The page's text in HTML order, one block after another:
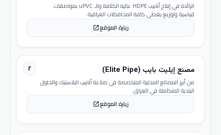
الرائدة في إنتاج أنابيب HDPE عالية الكثافة والـ uPVC بمواصفات
قياسية وتوزيع يغطي كافة المحافظات العراقية.
زيارة الموقعopen_in_new
٢ مصنع إيليت بايب (Elite Pipe)
من أبرز المصانع المحلية المتخصصة في صناعة أنابيب البلاستيك والحلول
البلدية المتكاملة في العراق.
زيارة الموقعopen_in_new